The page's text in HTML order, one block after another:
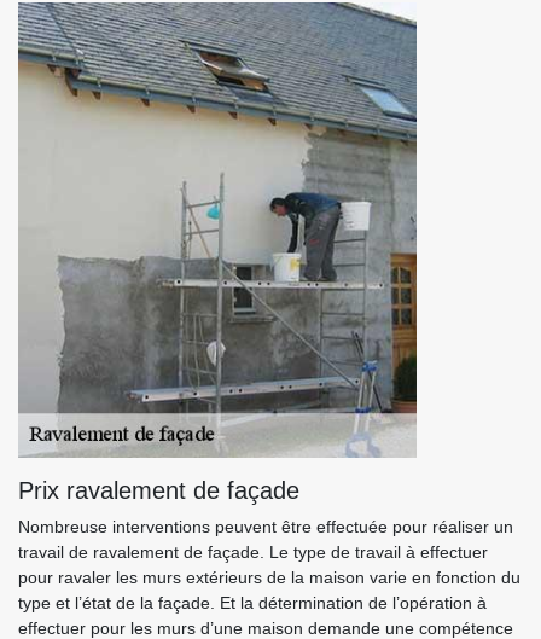
Prix ravalement de façade
Nombreuse interventions peuvent être effectuée pour réaliser un
travail de ravalement de façade. Le type de travail à effectuer
pour ravaler les murs extérieurs de la maison varie en fonction du
type et l’état de la façade. Et la détermination de l’opération à
effectuer pour les murs d’une maison demande une compétence